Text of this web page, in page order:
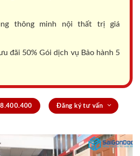
thông minh nội thất trị giá
đãi 50% Gói dịch vụ Bảo hành 5
Đăng ký tư vấn